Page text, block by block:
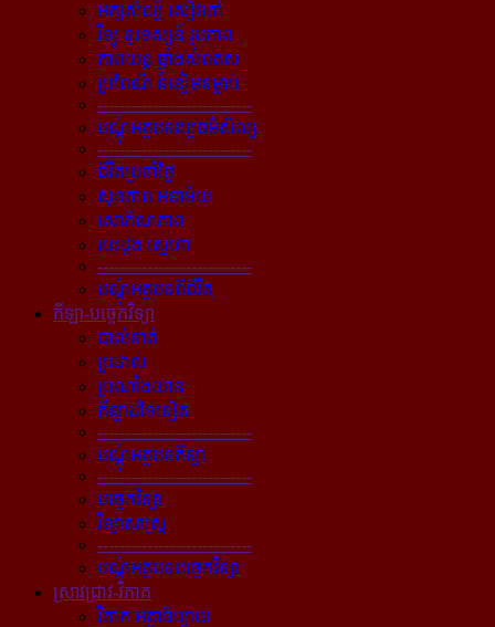
អក្សសិល្ប៍ សៀវភៅ
វិទ្យុ ទូរទស្សន៍ រូបភាព
ភាពយន្ដ ផ្ទាំងសំពត់ស
ប្រពៃណី ទំនៀមទម្លាប់
----------------------------
បណ្ដុំអត្ថបទវប្បធម៌សិល្បៈ
----------------------------
ជីវិតប្រចាំថ្ងៃ
សុខភាព អនាម័យ
សោភ័ណភាព
បេះដូង ស្នេហា
----------------------------
បណ្ដុំអត្ថបទពីជីវិត
កីឡា-បច្ចេកវិទ្យា
បាល់ទាត់
ប្រដាល់
ប្រណាំងយាន
កីឡាដទៃទៀត
----------------------------
បណ្ដុំអត្ថបទកីឡា
----------------------------
បច្ចេកវិទ្យា
វិទ្យាសាស្ត្រ
----------------------------
បណ្ដុំអត្ថបទបច្ចេកវិទ្យា
ស្រាវជ្រាវ-វិភាគ
វិភាគ អត្ថាធិប្បាយ